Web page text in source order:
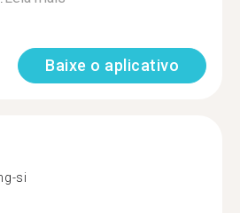
Baixe o aplicativo
si